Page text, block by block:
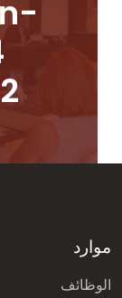
موارد
الوظائف